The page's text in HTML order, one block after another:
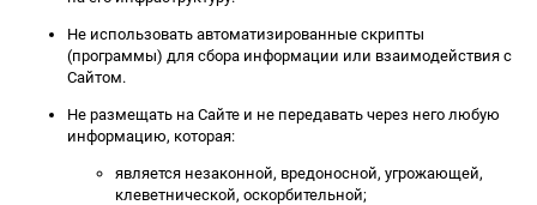
Не использовать автоматизированные скрипты
(программы) для сбора информации или взаимодействия с
Сайтом.
Не размещать на Сайте и не передавать через него любую
информацию, которая:
является незаконной, вредоносной, угрожающей,
клеветнической, оскорбительной;